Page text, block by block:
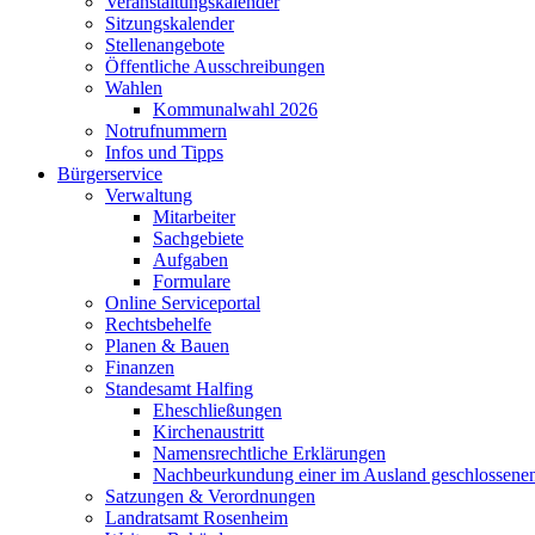
Sitzungskalender
Stellenangebote
Öffentliche Ausschreibungen
Wahlen
Kommunalwahl 2026
Notrufnummern
Infos und Tipps
Bürgerservice
Verwaltung
Mitarbeiter
Sachgebiete
Aufgaben
Formulare
Online Serviceportal
Rechtsbehelfe
Planen & Bauen
Finanzen
Standesamt Halfing
Eheschließungen
Kirchenaustritt
Namensrechtliche Erklärungen
Nachbeurkundung einer im Ausland
Satzungen & Verordnungen
Landratsamt Rosenheim